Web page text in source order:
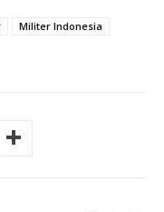
Militer Indonesia